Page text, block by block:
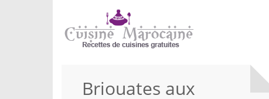
Briouates aux